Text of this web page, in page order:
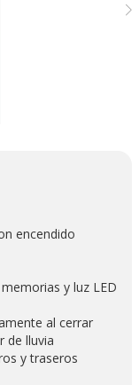
encendido
y luz LED
al cerrar
de lluvia
y traseros